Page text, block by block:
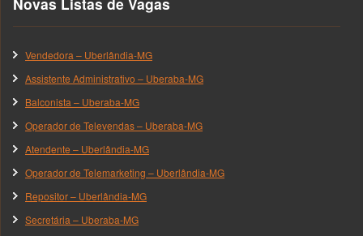
Vendedora – Uberlândia-MG
Assistente Administrativo – Uberaba-MG
Balconista – Uberaba-MG
Operador de Televendas – Uberaba-MG
Atendente – Uberlândia-MG
Operador de Telemarketing – Uberlândia-MG
Repositor – Uberlândia-MG
Secretária – Uberaba-MG